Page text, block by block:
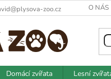
zoo.cz O NÁS
Domácí zvířata Lesní